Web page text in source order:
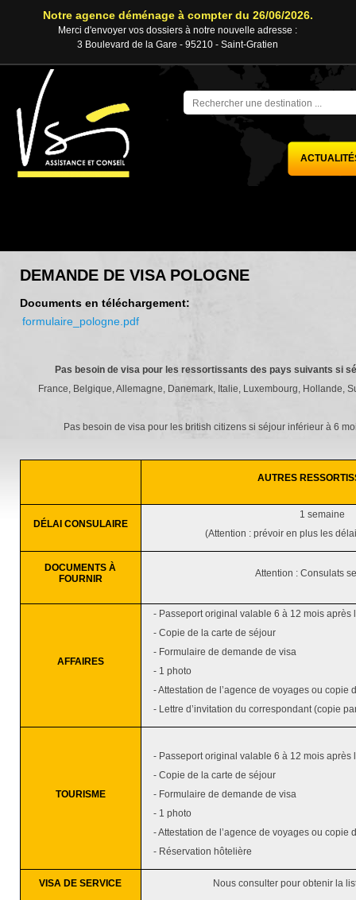
Notre agence déménage à compter du 26/06/2026.
Merci d'envoyer vos dossiers à notre nouvelle adresse :
3 Boulevard de la Gare - 95210 - Saint-Gratien
DEMANDE DE VISA POLOGNE
Documents en téléchargement:
formulaire_pologne.pdf
Pas besoin de visa pour les ressortissants des pays suivants si
France, Belgique, Allemagne, Danemark, Italie, Luxembourg, Hollande,
Pas besoin de visa pour les british citizens si séjour inférieur à 6
AUTRES
DÉLAI CONSULAIRE
1 semaine
(Attention : prévoir en plus les
DOCUMENTS À
FOURNIR
Attention : Consulats
AFFAIRES
- Passeport original valable 6 à 12 mois après
- Copie de la carte de séjour
- Formulaire de demande de visa
- 1 photo
- Attestation de l’agence de voyages ou copie
- Lettre d’invitation du correspondant (copie
TOURISME
- Passeport original valable 6 à 12 mois après
- Copie de la carte de séjour
- Formulaire de demande de visa
- 1 photo
- Attestation de l’agence de voyages ou copie
- Réservation hôtelière
VISA DE SERVICE Nous consulter pour obtenir la